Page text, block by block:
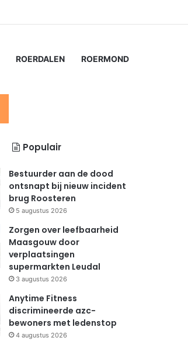
ROERDALEN ROERMOND
Populair
Bestuurder aan de dood
ontsnapt bij nieuw incident
brug Roosteren
5 augustus 2026
Zorgen over leefbaarheid
Maasgouw door
verplaatsingen
supermarkten Leudal
3 augustus 2026
Anytime Fitness
discrimineerde azc-
bewoners met ledenstop
4 augustus 2026